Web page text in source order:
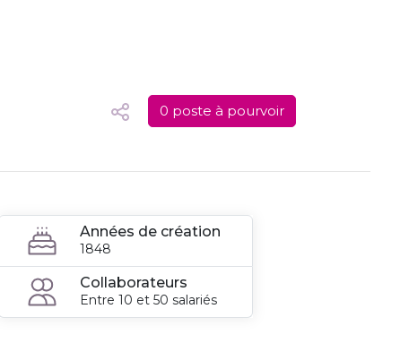
0 poste à pourvoir
Années de création
1848
Collaborateurs
Entre 10 et 50 salariés